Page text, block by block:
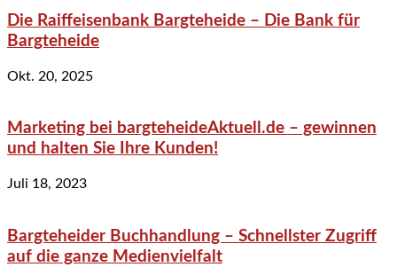
Die Raiffeisenbank Bargteheide – Die Bank für
Bargteheide
Okt. 20, 2025
Marketing bei bargteheideAktuell.de – gewinnen
und halten Sie Ihre Kunden!
Juli 18, 2023
Bargteheider Buchhandlung – Schnellster Zugriff
auf die ganze Medienvielfalt